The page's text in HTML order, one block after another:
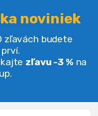
noviniek
zľavách budete
zľavu -3 % na